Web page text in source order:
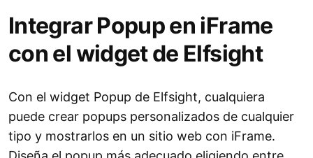
Integrar Popup en iFrame
con el widget de Elfsight
Con el widget Popup de Elfsight, cualquiera
puede crear popups personalizados de cualquier
tipo y mostrarlos en un sitio web con iFrame.